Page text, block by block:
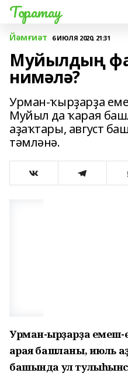
Торатау
Йәмғиәт 6 ИЮЛЯ 2020, 21:31
Муйылдың
нимәлә?
Урман-ҡырҙарҙа
Муйыл да ҡарая
аҙаҡтары, август
тәмләнә.
Урман-ҡырҙарҙа
ҡарая башланы, июль
башында ул